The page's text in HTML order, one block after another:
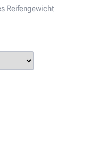
Reifengewicht